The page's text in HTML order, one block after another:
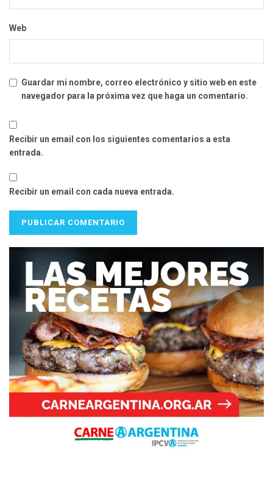
Web
Guardar mi nombre, correo electrónico y sitio web en este
navegador para la próxima vez que haga un comentario.
Recibir un email con los siguientes comentarios a esta
entrada.
Recibir un email con cada nueva entrada.